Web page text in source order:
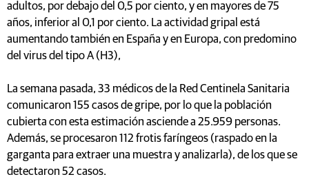
adultos, por debajo del 0,5 por ciento, y en mayores de 75
años, inferior al 0,1 por ciento. La actividad gripal está
aumentando también en España y en Europa, con predomino
del virus del tipo A (H3),
La semana pasada, 33 médicos de la Red Centinela Sanitaria
comunicaron 155 casos de gripe, por lo que la población
cubierta con esta estimación asciende a 25.959 personas.
Además, se procesaron 112 frotis faríngeos (raspado en la
garganta para extraer una muestra y analizarla), de los que se
detectaron 52 casos.